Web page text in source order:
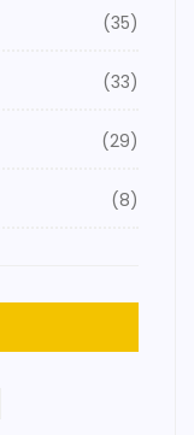
(35)
(33)
(29)
(8)